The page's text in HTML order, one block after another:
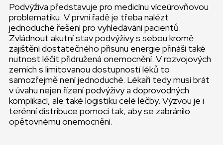
Podvýživa představuje pro medicínu víceúrovňovou
problematiku. V první řadě je třeba nalézt
jednoduché řešení pro vyhledávání pacientů.
Zvládnout akutní stav podvýživy s sebou kromě
zajištění dostatečného přísunu energie přináší také
nutnost léčit přidružená onemocnění. V rozvojových
zemích s limitovanou dostupností léků to
samozřejmě není jednoduché. Lékaři tedy musí brát
v úvahu nejen řízení podvýživy a doprovodných
komplikací, ale také logistiku celé léčby. Výzvou je i
terénní distribuce pomoci tak, aby se zabránilo
opětovnému onemocnění.